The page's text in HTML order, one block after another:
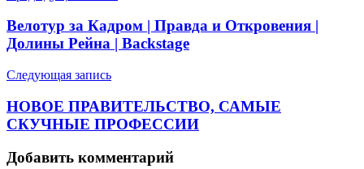
Велотур за Кадром | Правда и Откровения |
Долины Рейна | Backstage
Следующая запись
НОВОЕ ПРАВИТЕЛЬСТВО, САМЫЕ
СКУЧНЫЕ ПРОФЕССИИ
Добавить комментарий